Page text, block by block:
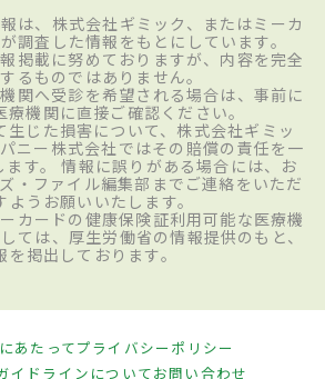
は、株式会社ギミック、またはミーカ
調査した情報をもとにしています。
掲載に努めておりますが、内容を完全
るものではありません。
関へ受診を希望される場合は、事前に
療機関に直接ご確認ください。
生じた損害について、株式会社ギミッ
ニー株式会社ではその賠償の責任を一
す。 情報に誤りがある場合には、お
・ファイル編集部までご連絡をいただ
ようお願いいたします。
カードの健康保険証利用可能な医療機
ては、厚生労働省の情報提供のもと、
を掲出しております。
あたってプライバシーポリシー
イドラインについてお問い合わせ